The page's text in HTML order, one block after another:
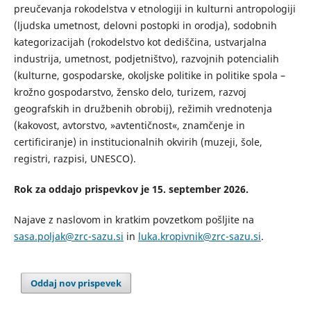
preučevanja rokodelstva v etnologiji in kulturni antropologiji
(ljudska umetnost, delovni postopki in orodja), sodobnih
kategorizacijah (rokodelstvo kot dediščina, ustvarjalna
industrija, umetnost, podjetništvo), razvojnih potencialih
(kulturne, gospodarske, okoljske politike in politike spola –
krožno gospodarstvo, žensko delo, turizem, razvoj
geografskih in družbenih obrobij), režimih vrednotenja
(kakovost, avtorstvo, »avtentičnost«, znamčenje in
certificiranje) in institucionalnih okvirih (muzeji, šole,
registri, razpisi, UNESCO).
Rok za oddajo prispevkov je 15. september 2026.
Najave z naslovom in kratkim povzetkom pošljite na
sasa.poljak@zrc-sazu.si in luka.kropivnik@zrc-sazu.si.
Oddaj nov prispevek